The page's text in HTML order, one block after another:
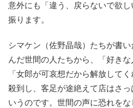
意外にも「違う、戻らないで欲
振ります。
シマケン（佐野晶哉）たちが書
んだ世間の人たちから、「好きな
「女郎が可哀想だから解放して
殺到し、客足が途絶えて店はさ
いうのです。世間の声に恐れを